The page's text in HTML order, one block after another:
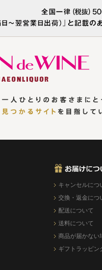
キャンセルにつ
交換・返金につ
配送について
送料について
商品が届かない
ギフトラッピン